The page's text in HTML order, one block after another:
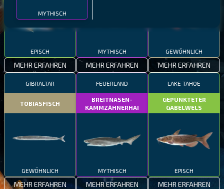
MYTHISCH
EPISCH
MEHR ERFAHREN
MYTHISCH
MEHR ERFAHREN
GEWÖHNLICH
MEHR ERFAHREN
GIBRALTAR
TOBIASFISCH
GEWÖHNLICH
MEHR ERFAHREN
FEUERLAND
BREITNASEN-
KAMMZÄHNERHAI
MYTHISCH
MEHR ERFAHREN
LAKE TAHOE
GEPUNKTETER
GABELWELS
EPISCH
MEHR ERFAHREN